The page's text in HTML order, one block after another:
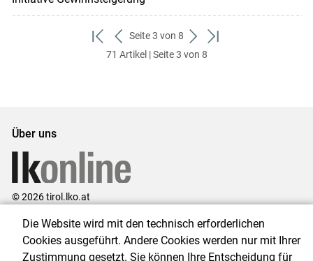
zum
ersten
zurück
zum
Seite 3 von 8
weiter
zum
zum
71 Artikel | Seite 3 von 8
Über uns
© 2026 tirol.lko.at
Brixner Straße 1, 6020 Innsbruck
Die Website wird mit den technisch erforderlichen
Cookies ausgeführt. Andere Cookies werden nur mit Ihrer
Zustimmung gesetzt. Sie können Ihre Entscheidung für